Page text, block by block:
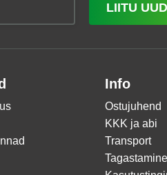
LIITU
Info
Ostujuhend
KKK ja abi
Transport
Tagastamine